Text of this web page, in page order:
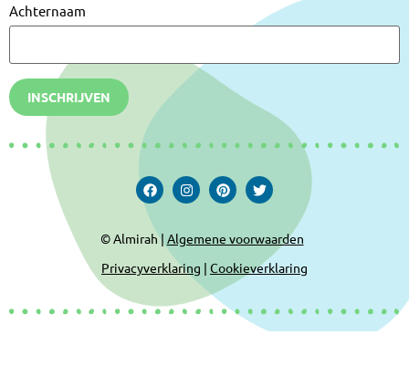
Achternaam
INSCHRIJVEN
© Almirah | Algemene voorwaarden
Privacyverklaring | Cookieverklaring